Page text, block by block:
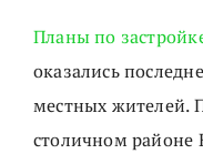
Планы по
оказались
местных жителей.
столичном районе